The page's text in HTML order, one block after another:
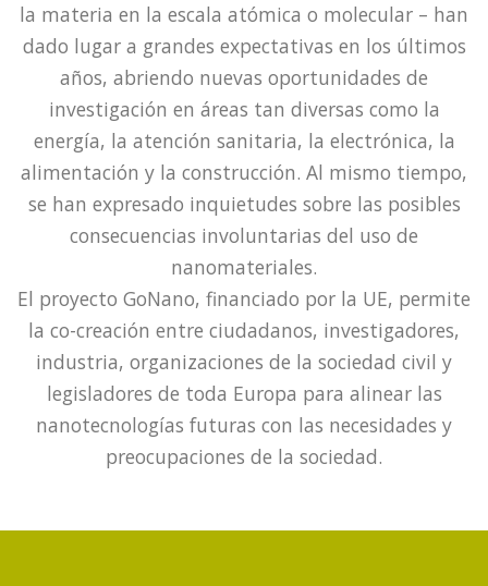
la materia en la escala atómica o molecular – han
dado lugar a grandes expectativas en los últimos
años, abriendo nuevas oportunidades de
investigación en áreas tan diversas como la
energía, la atención sanitaria, la electrónica, la
alimentación y la construcción. Al mismo tiempo,
se han expresado inquietudes sobre las posibles
consecuencias involuntarias del uso de
nanomateriales.
El proyecto GoNano, financiado por la UE, permite
la co-creación entre ciudadanos, investigadores,
industria, organizaciones de la sociedad civil y
legisladores de toda Europa para alinear las
nanotecnologías futuras con las necesidades y
preocupaciones de la sociedad.